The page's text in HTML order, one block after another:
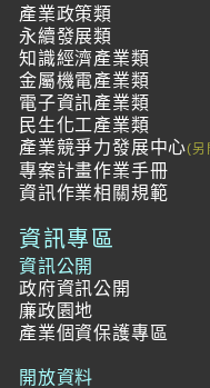
產業政策類
永續發展類
知識經濟產業類
金屬機電產業類
電子資訊產業類
民生化工產業類
產業競爭力發展中心
專案計畫作業手冊
資訊作業相關規範
資訊專區
資訊公開
政府資訊公開
廉政園地
產業個資保護專區
開放資料